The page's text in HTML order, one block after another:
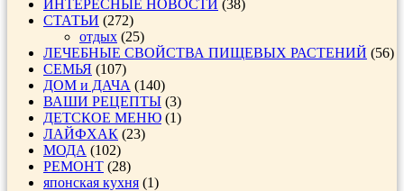
ИНТЕРЕСНЫЕ НОВОСТИ (38)
СТАТЬИ (272)
отдых (25)
ЛЕЧЕБНЫЕ СВОЙСТВА ПИЩЕВЫХ РАСТЕНИЙ (56)
СЕМЬЯ (107)
ДОМ и ДАЧА (140)
ВАШИ РЕЦЕПТЫ (3)
ДЕТСКОЕ МЕНЮ (1)
ЛАЙФХАК (23)
МОДА (102)
РЕМОНТ (28)
японская кухня (1)